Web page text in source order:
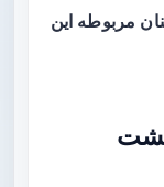
مربوطه این
نشت